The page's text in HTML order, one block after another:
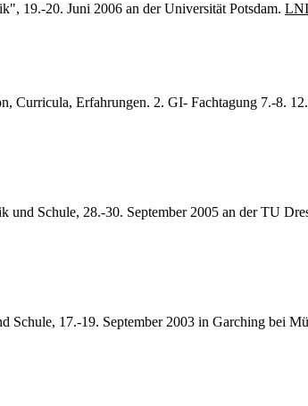
19.-20. Juni 2006 an der Universität Potsdam. LNI
Erfahrungen. 2. GI- Fachtagung 7.-8.
Schule, 28.-30. September 2005 an der TU
17.-19. September 2003 in Garching bei